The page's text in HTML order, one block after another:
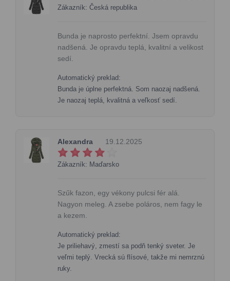
Zákazník: Česká republika
Bunda je naprosto perfektní. Jsem opravdu
nadšená. Je opravdu teplá, kvalitní a velikost
sedí.
Automatický preklad:
Bunda je úplne perfektná. Som naozaj nadšená.
Je naozaj teplá, kvalitná a veľkosť sedí.
Alexandra 19.12.2025
Zákazník: Maďarsko
Szűk fazon, egy vékony pulcsi fér alá.
Nagyon meleg. A zsebe poláros, nem fagy le
a kezem.
Automatický preklad:
Je priliehavý, zmestí sa podň tenký sveter. Je
veľmi teplý. Vrecká sú flísové, takže mi nemrznú
ruky.